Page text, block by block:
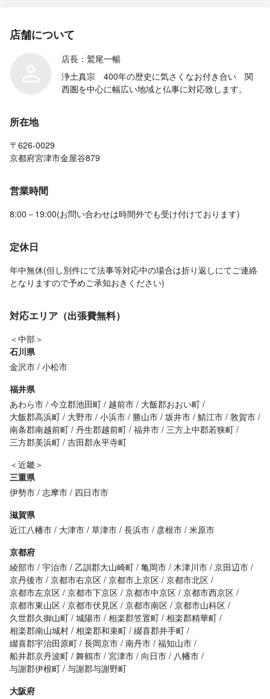
店舗について
店長：鷲尾一暢
浄土真宗 400年の歴史に気さくなお付き合い 関
西圏を中心に幅広い地域と仏事に対応致します。
所在地
〒626-0029
京都府宮津市金屋谷879
営業時間
8:00－19:00(お問い合わせは時間外でも受け付けております)
定休日
年中無休(但し別件にて法事等対応中の場合は折り返しにてご連絡
となりますので予めご承知おきください)
対応エリア（出張費無料）
＜中部＞
石川県
金沢市 小松市
福井県
あわら市 今立郡池田町 越前市
大飯郡おおい町
大飯郡高浜町
大野市 小浜市 勝山市 坂井市 鯖江市 敦賀市
南条郡南越前町 丹生郡越前町 福井市 三方上中郡若狭町
三方郡美浜町 吉田郡永平寺町
＜近畿＞
三重県
伊勢市 志摩市
四日市市
滋賀県
近江八幡市
大津市 草津市 長浜市 彦根市 米原市
京都府
綾部市 宇治市 乙訓郡大山崎町 亀岡市 木津川市 京田辺市
京丹後市 京都市右京区 京都市上京区 京都市北区
京都市左京区 京都市下京区 京都市中京区 京都市西京区
京都市東山区 京都市伏見区 京都市南区 京都市山科区
久世郡久御山町 城陽市 相楽郡笠置町 相楽郡精華町
相楽郡南山城村 相楽郡和束町 綴喜郡井手町
綴喜郡宇治田原町 長岡京市 南丹市 福知山市
船井郡京丹波町 舞鶴市 宮津市 向日市
八幡市
与謝郡伊根町 与謝郡与謝野町
大阪府